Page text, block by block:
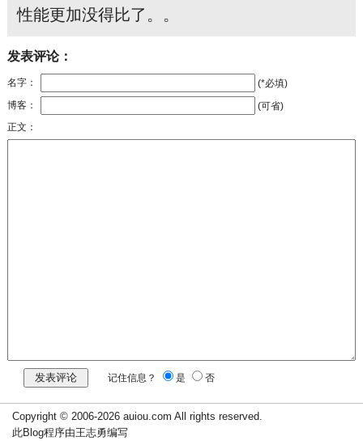
性能更加没得比了。。
发表评论：
名字：
(*必填)
博客：
(可省)
正文：
记住信息？ 是 否
Copyright © 2006-2026 auiou.com All rights reserved.
此Blog程序由王志勇编写